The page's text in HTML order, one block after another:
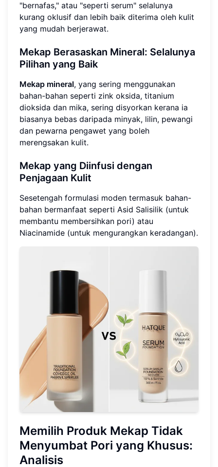
"bernafas," atau "seperti serum" selalunya
kurang oklusif dan lebih baik diterima oleh kulit
yang mudah berjerawat.
Mekap Berasaskan Mineral: Selalunya
Pilihan yang Baik
Mekap mineral, yang sering menggunakan
bahan-bahan seperti zink oksida, titanium
dioksida dan mika, sering disyorkan kerana ia
biasanya bebas daripada minyak, lilin, pewangi
dan pewarna pengawet yang boleh
merengsakan kulit.
Mekap yang Diinfusi dengan
Penjagaan Kulit
Sesetengah formulasi moden termasuk bahan-
bahan bermanfaat seperti Asid Salisilik (untuk
membantu membersihkan pori) atau
Niacinamide (untuk mengurangkan keradangan).
Memilih Produk Mekap Tidak
Menyumbat Pori yang Khusus:
Analisis